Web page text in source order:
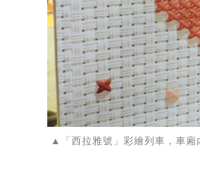
▲「西拉雅號」彩繪列車，車